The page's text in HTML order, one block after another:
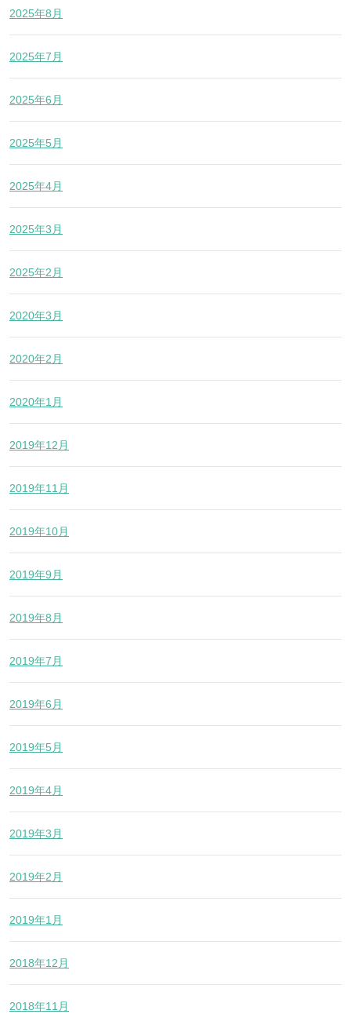
2025年8月
2025年7月
2025年6月
2025年5月
2025年4月
2025年3月
2025年2月
2020年3月
2020年2月
2020年1月
2019年12月
2019年11月
2019年10月
2019年9月
2019年8月
2019年7月
2019年6月
2019年5月
2019年4月
2019年3月
2019年2月
2019年1月
2018年12月
2018年11月